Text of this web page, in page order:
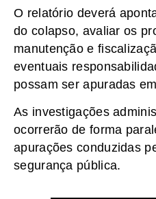
O relatório deverá
do colapso, avaliar os
manutenção e
eventuais
possam ser apuradas
As investigações
ocorrerão de forma
apurações conduzidas
segurança pública.